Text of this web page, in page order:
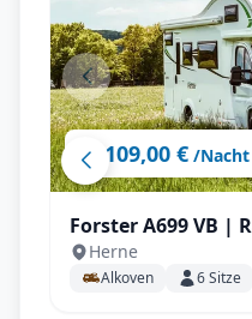
ab 109,00 € /Nacht
Forster A699 VB |
Stockbetten uvm.
Herne
Alkoven 6Sitze